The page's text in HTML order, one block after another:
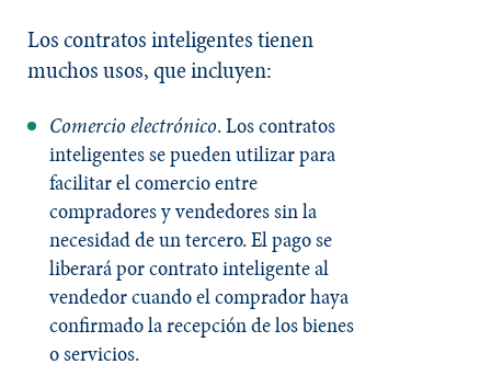
Los contratos inteligentes tienen
muchos usos, que incluyen:
Comercio electrónico. Los contratos
inteligentes se pueden utilizar para
facilitar el comercio entre
compradores y vendedores sin la
necesidad de un tercero. El pago se
liberará por contrato inteligente al
vendedor cuando el comprador haya
confirmado la recepción de los bienes
o servicios.